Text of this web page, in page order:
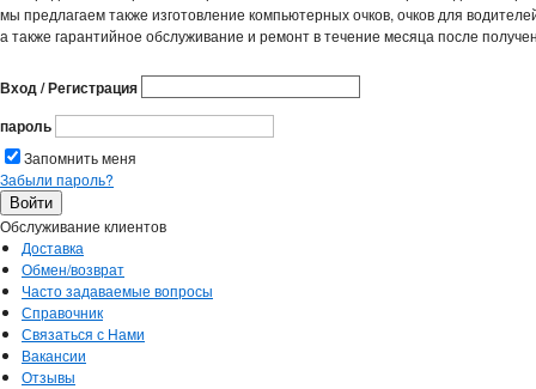
мы предлагаем также изготовление компьютерных очков, очков для
а также гарантийное обслуживание и ремонт в течение месяца после
Вход / Регистрация
пароль
Запомнить меня
Забыли пароль?
Обслуживание клиентов
Доставка
Обмен/возврат
Часто задаваемые вопросы
Справочник
Связаться с Нами
Вакансии
Отзывы